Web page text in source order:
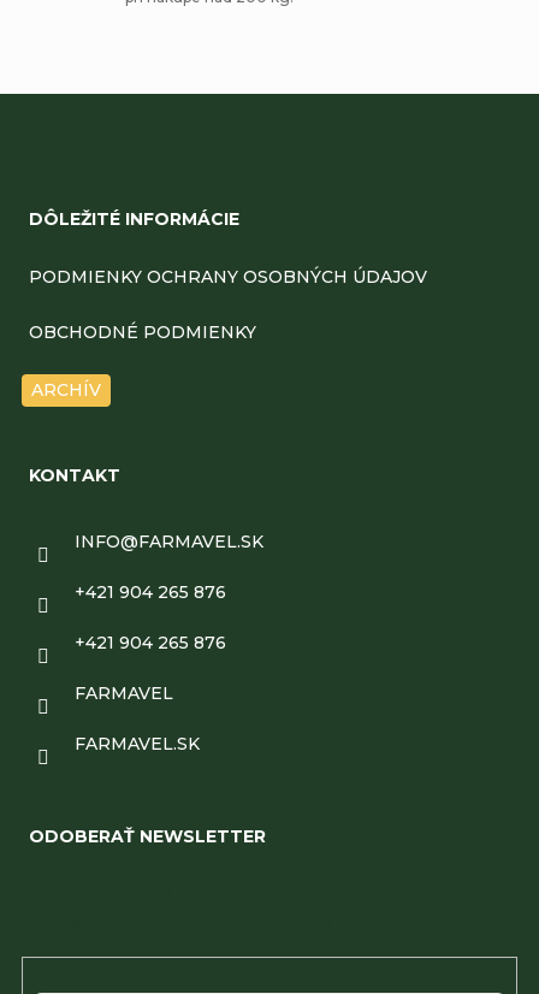
s
DÔLEŽITÉ INFORMÁCIE
PODMIENKY OCHRANY OSOBNÝCH ÚDAJOV
OBCHODNÉ PODMIENKY
ARCHÍV
KONTAKT
INFO@FARMAVEL.SK
+421 904 265 876
+421 904 265 876
FARMAVEL
FARMAVEL.SK
ODOBERAŤ NEWSLETTER